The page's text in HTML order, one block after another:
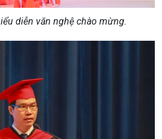
diễn văn nghệ chào mừng.